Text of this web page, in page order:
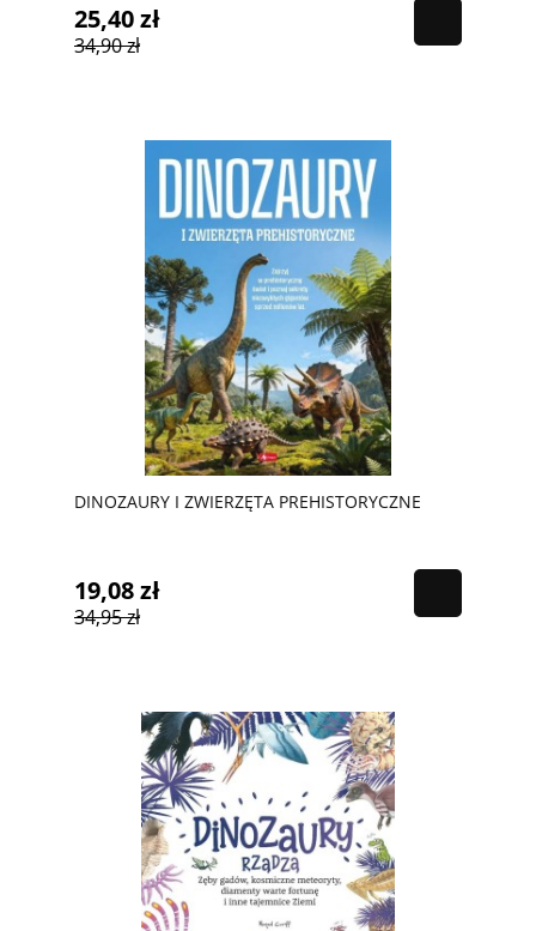
25,40 zł
34,90 zł
DINOZAURY I ZWIERZĘTA PREHISTORYCZNE
19,08 zł
34,95 zł